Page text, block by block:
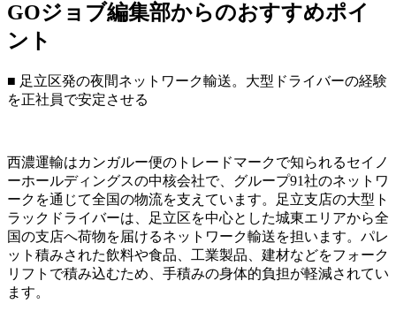
GOジョブ編集部からのおすすめポイ
ント
■ 足立区発の夜間ネットワーク輸送。大型ドライバーの経験
を正社員で安定させる
西濃運輸はカンガルー便のトレードマークで知られるセイノ
ーホールディングスの中核会社で、グループ91社のネットワ
ークを通じて全国の物流を支えています。足立支店の大型ト
ラックドライバーは、足立区を中心とした城東エリアから全
国の支店へ荷物を届けるネットワーク輸送を担います。パレ
ット積みされた飲料や食品、工業製品、建材などをフォーク
リフトで積み込むため、手積みの身体的負担が軽減されてい
ます。